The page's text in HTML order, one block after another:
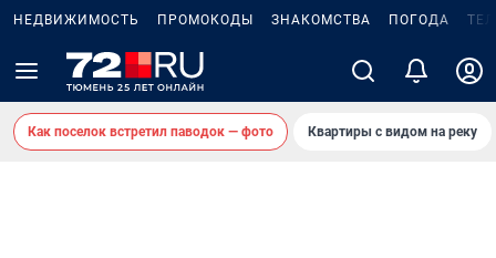
НЕДВИЖИМОСТЬ ПРОМОКОДЫ ЗНАКОМСТВА ПОГОДА
Как поселок встретил паводок — фото Квартиры с видом на реку